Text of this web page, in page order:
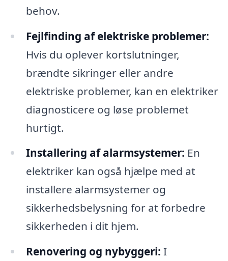
behov.
Fejlfinding af elektriske problemer:
Hvis du oplever kortslutninger,
brændte sikringer eller andre
elektriske problemer, kan en elektriker
diagnosticere og løse problemet
hurtigt.
Installering af alarmsystemer: En
elektriker kan også hjælpe med at
installere alarmsystemer og
sikkerhedsbelysning for at forbedre
sikkerheden i dit hjem.
Renovering og nybyggeri: I